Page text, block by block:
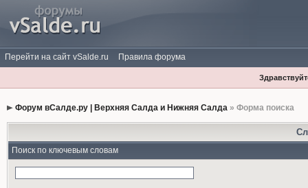
Перейти на сайт vSalde.ru Правила форума
Форум вСалде.ру | Верхняя Салда и Нижняя Салда» Форма поиска
Поиск по ключевым словам